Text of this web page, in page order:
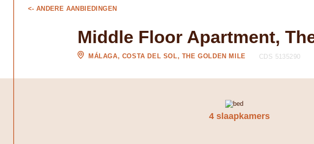
<- ANDERE AANBIEDINGEN
Middle Floor Apartment,
MÁLAGA, COSTA DEL SOL, THE GOLDEN MILE CDS 5135290
4 slaapkamers